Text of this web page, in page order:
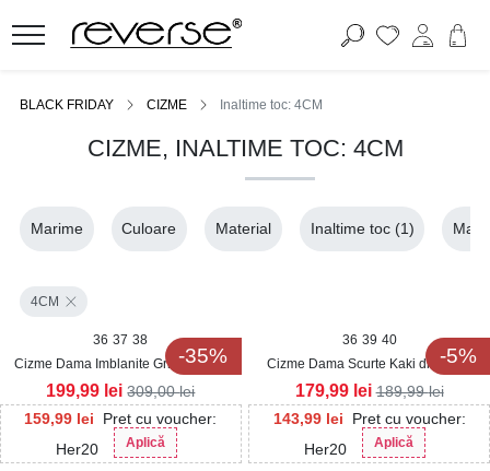
BLACK FRIDAY CIZME Inaltime toc: 4CM
CIZME, INALTIME TOC: 4CM
Marime Culoare Material Inaltime toc (1)
4CM
-35%
36 37 38
Cizme Dama Imblanite Gri din Piele
Ecologica Intoarsa Mischa
159,99 lei
Pret cu voucher:
Her20
Aplică
199,99 lei 309,00lei
-5%
36 39 40
Cizme Dama Scurte Kaki din Piele
Ecologica Tanvie
143,99 lei
Pret cu voucher:
Her20
Aplică
179,99 lei 189,99lei